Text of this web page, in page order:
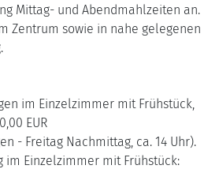
Mittag- und Abendmahlzeiten an.
Zentrum sowie in nahe gelegenen
im Einzelzimmer mit Frühstück,
EUR
- Freitag Nachmittag, ca. 14 Uhr).
im Einzelzimmer mit Frühstück: